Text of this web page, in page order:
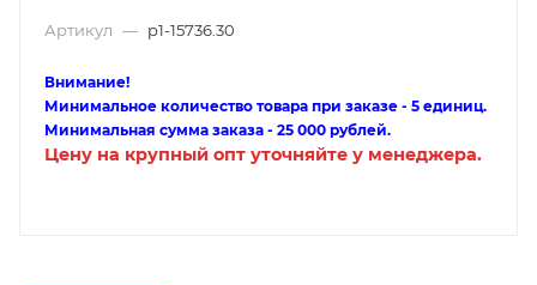
Артикул — p1-15736.30
Внимание!
Минимальное количество товара при заказе - 5 единиц.
Минимальная сумма заказа - 25 000 рублей.
Цену на крупный опт уточняйте у менеджера.